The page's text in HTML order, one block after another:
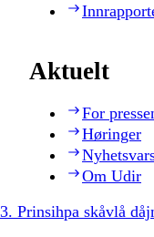
Aktuelt
For
Høringer
Om Udir
3. Prinsihpa skåvlå